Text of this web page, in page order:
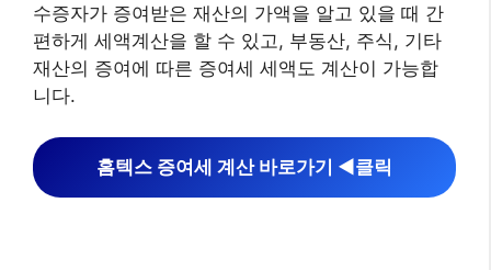
수증자가 증여받은 재산의 가액을 알고 있을 때 간
편하게 세액계산을 할 수 있고, 부동산, 주식, 기타
재산의 증여에 따른 증여세 세액도 계산이 가능합
니다.
홈텍스 증여세 계산 바로가기 ◀︎클릭